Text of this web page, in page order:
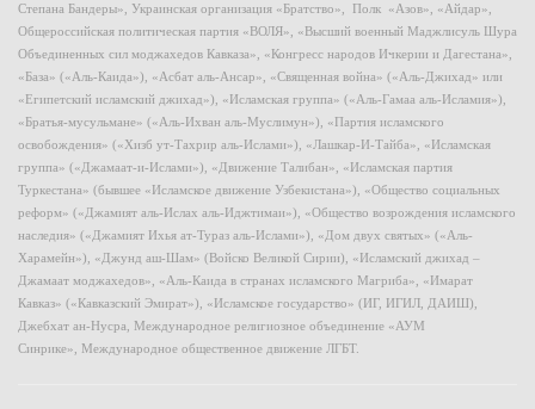
Степана Бандеры», Украинская организация «Братство», Полк «Азов», «Айдар»,
Общероссийская политическая партия «ВОЛЯ», «Высший военный Маджлисуль Шура
Объединенных сил моджахедов Кавказа», «Конгресс народов Ичкерии и Дагестана»,
«База» («Аль-Каида»), «Асбат аль-Ансар», «Священная война» («Аль-Джихад» или
«Египетский исламский джихад»), «Исламская группа» («Аль-Гамаа аль-Исламия»),
«Братья-мусульмане» («Аль-Ихван аль-Муслимун»), «Партия исламского
освобождения» («Хизб ут-Тахрир аль-Ислами»), «Лашкар-И-Тайба», «Исламская
группа» («Джамаат-и-Ислами»), «Движение Талибан», «Исламская партия
Туркестана» (бывшее «Исламское движение Узбекистана»), «Общество социальных
реформ» («Джамият аль-Ислах аль-Иджтимаи»), «Общество возрождения исламского
наследия» («Джамият Ихья ат-Тураз аль-Ислами»), «Дом двух святых» («Аль-
Харамейн»), «Джунд аш-Шам» (Войско Великой Сирии), «Исламский джихад –
Джамаат моджахедов», «Аль-Каида в странах исламского Магриба», «Имарат
Кавказ» («Кавказский Эмират»), «Исламское государство» (ИГ, ИГИЛ, ДАИШ),
Джебхат ан-Нусра, Международное религиозное объединение «АУМ
Синрике», Международное общественное движение ЛГБТ.